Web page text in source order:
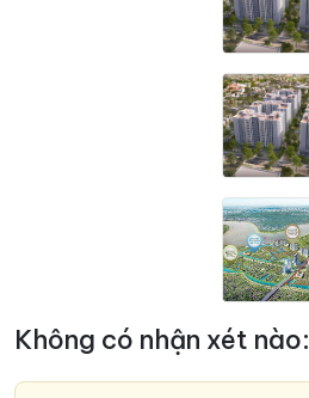
Không có nhận xét nào: